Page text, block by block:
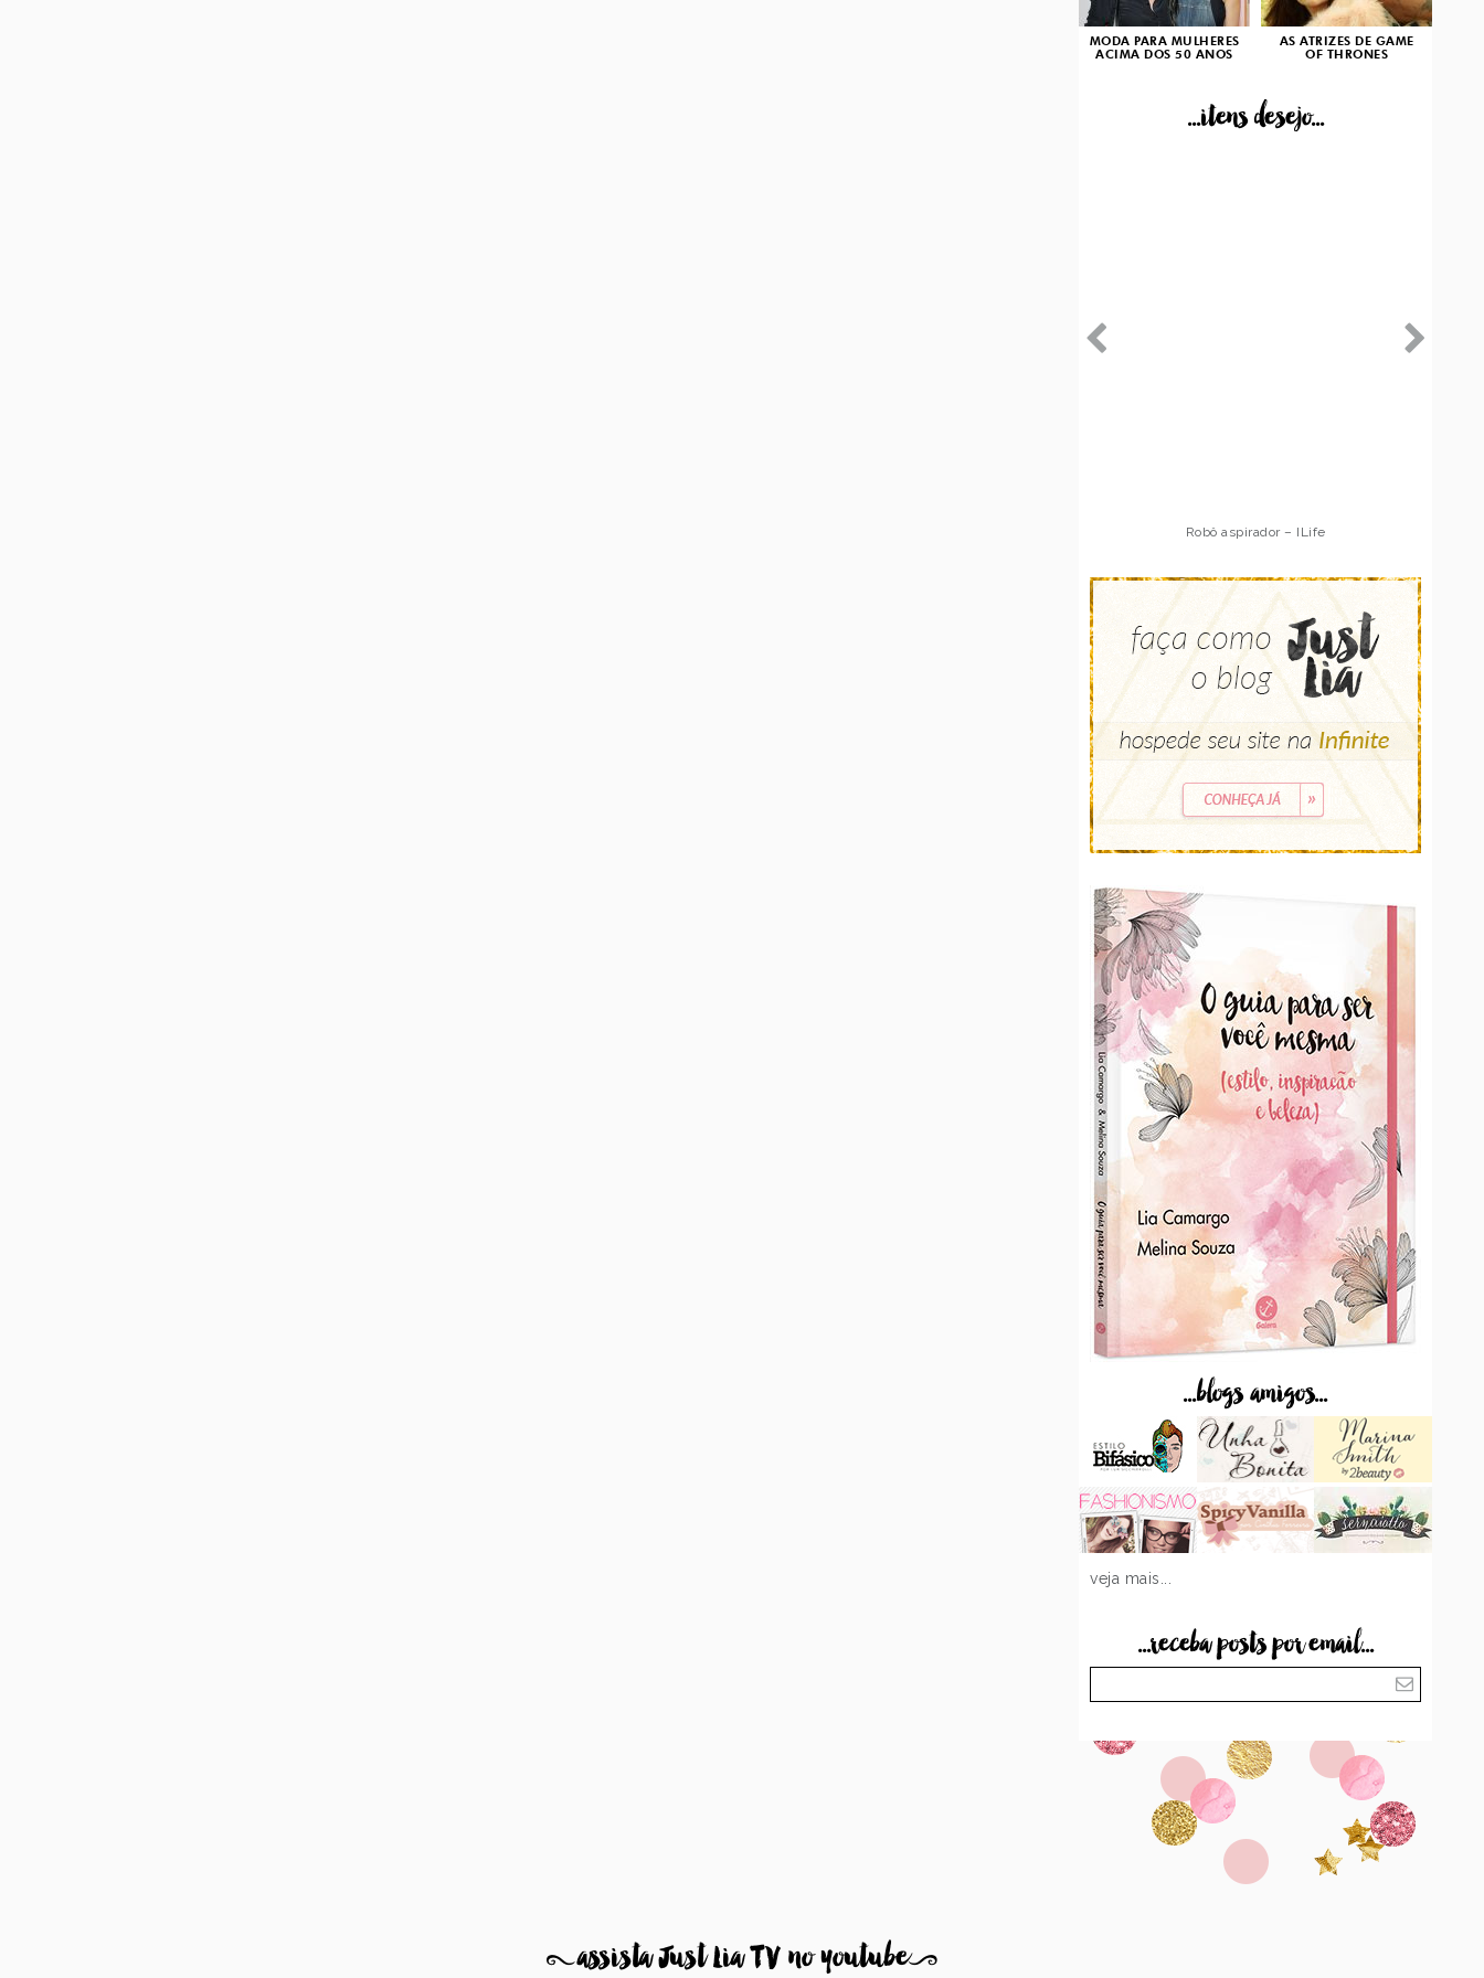
MODA PARA MULHERES
ACIMA DOS 50 ANOS
AS ATRIZES DE GAME
OF THRONES
...itens desejo...
Robô aspirador – ILife
...blogs amigos...
veja mais...
...receba posts por email...
8assista Just Lia TV no youtube9